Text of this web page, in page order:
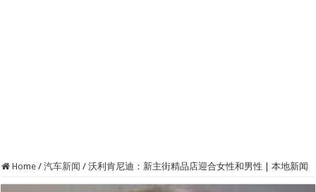
Home / 汽车新闻 / 沃利肯尼迪：新主街精品店迎合女性和男性 | 本地新闻